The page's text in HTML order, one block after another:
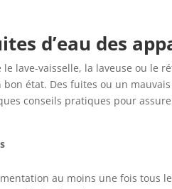
d’eau des
lave-vaisselle, la laveuse ou le
état. Des fuites ou un
conseils pratiques pour
au moins une fois tous